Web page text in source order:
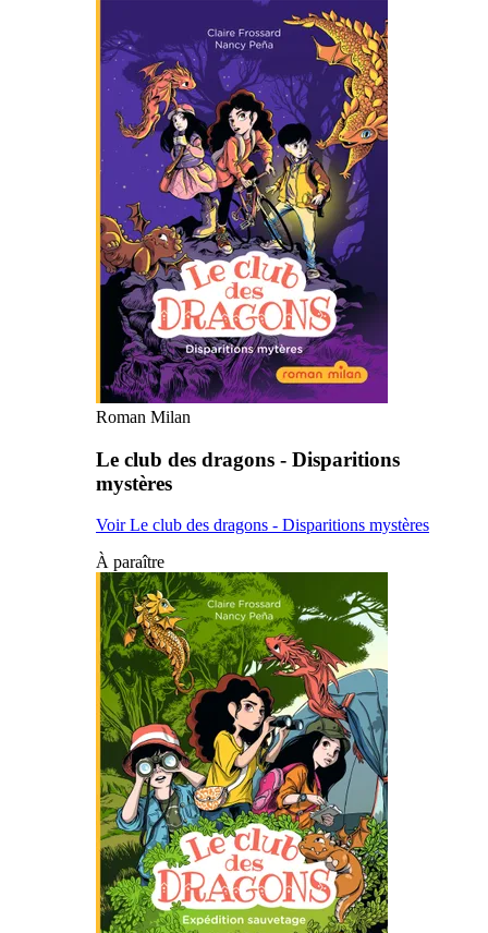
Roman Milan
Le club des dragons - Disparitions
mystères
Voir Le club des dragons - Disparitions mystères
À paraître